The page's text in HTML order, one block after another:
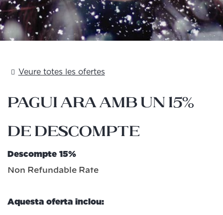
Veure totes les ofertes
Pagui ara amb un 15%
de descompte
Descompte 15%
Non Refundable Rate
Aquesta oferta inclou: